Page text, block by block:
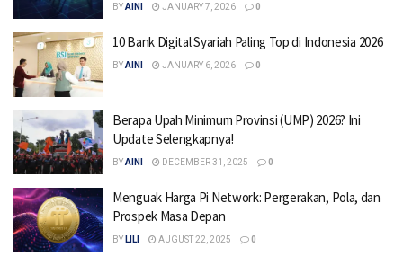
BYAINI JANUARY 7, 2026 0
10 Bank Digital Syariah Paling Top di Indonesia 2026
BYAINI JANUARY 6, 2026 0
Berapa Upah Minimum Provinsi (UMP) 2026? Ini
Update Selengkapnya!
BYAINI DECEMBER 31, 2025 0
Menguak Harga Pi Network: Pergerakan, Pola, dan
Prospek Masa Depan
BY LILI AUGUST 22, 2025 0